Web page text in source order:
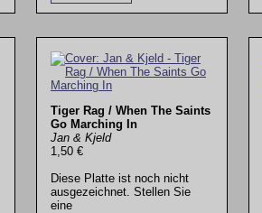
Tiger Rag / When The Saints
Go Marching In
Jan & Kjeld
1,50 €
Diese Platte ist noch nicht
ausgezeichnet. Stellen Sie
eine